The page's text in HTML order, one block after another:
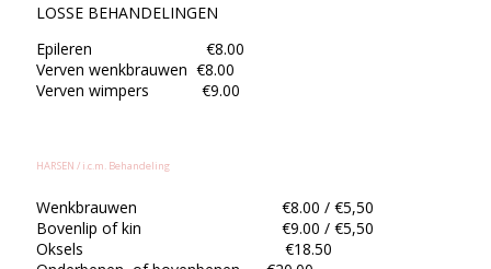
LOSSE BEHANDELINGEN
Epileren €8.00
Verven wenkbrauwen €8.00
Verven wimpers €9.00
HARSEN / i.c.m. Behandeling
Wenkbrauwen €8.00 / €5,50
Bovenlip of kin €9.00 / €5,50
Oksels €18.50